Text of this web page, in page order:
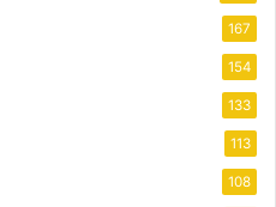
167
154
133
113
108